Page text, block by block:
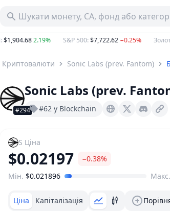
Шукати монету, CA, фонд або
$1,904.682.19% S&P 500:$7,722.62−0.25% Золото
Криптовалюти Sonic Labs (prev. Fantom)
#294
Sonic Labs (prev.
#62 у Blockchain Soniclabs.com X (Twitter)
S Ціна
$0.02197 −0.38%
Діапазон цін
Мін. $0.021896 Макс.
Ціна Капіталізація